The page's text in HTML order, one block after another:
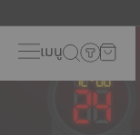
เมนู